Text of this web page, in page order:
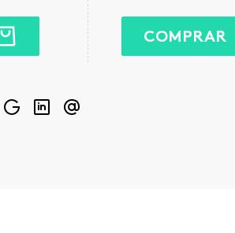
COMPRAR
GoogleLinkedIn
Email